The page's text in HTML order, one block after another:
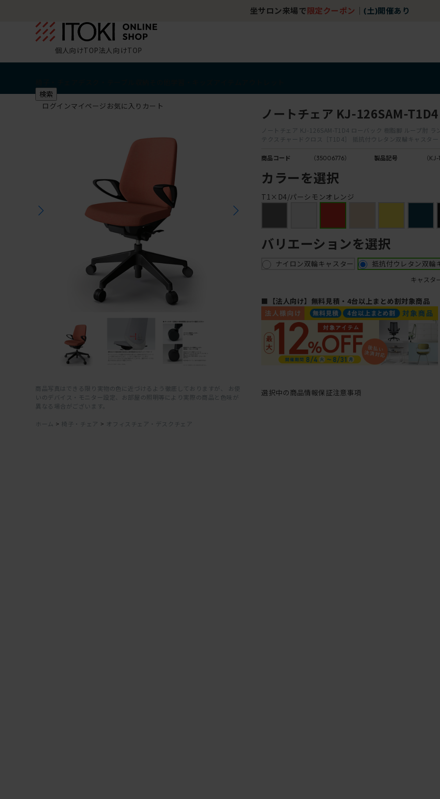
坐サロン来場で 限定クーポン (土)開催あり
個人向けTOP法人向けTOP
検索
ログインマイページ お気に入り カート
商品写真はできる限り実物の色に近づけるよう徹底しておりますが、 お使
いのデバイス・モニター設定、お部屋の照明等により実際の商品と色味が
異なる場合がございます。
ホーム > 椅子・チェア > オフィスチェア・デスクチェア
ノートチェア KJ-126SAM-T1D4
ノートチェア KJ-126SAM-T1D4 ローバック 樹脂脚 ループ肘 ラ
テクスチャードクロス［T1D4］ 抵抗付ウレタン双輪キャスター
商品コード （35006776） 製品記号 （
カラーを選択
T1×D4/パーシモンオレンジ
バリエーションを選択
ナイロン双輪キャスター 抵抗付ウレタン双輪
キャスタ
■【法人向け】無料見積・4台以上まとめ割対象商品
選択中の商品情報保証注意事項